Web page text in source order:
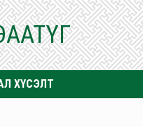
ХҮСЭЛТ